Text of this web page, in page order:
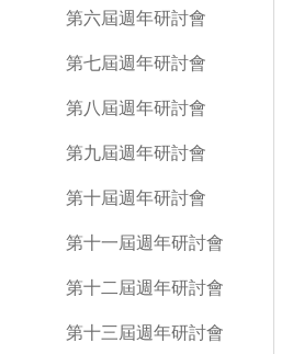
第六屆週年研討會
第七屆週年研討會
第八屆週年研討會
第九屆週年研討會
第十屆週年研討會
第十一屆週年研討會
第十二屆週年研討會
第十三屆週年研討會